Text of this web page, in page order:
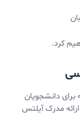
کرد.
دانشجویان
مدرک آیلتس